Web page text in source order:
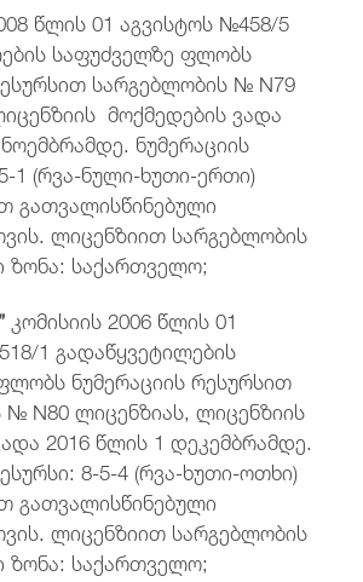
წლის 01 აგვისტოს №458/5
საფუძველზე ფლობს
სარგებლობის № N79
მოქმედების ვადა
ნუმერაციის
1 (რვა-ნული-ხუთი-ერთი)
გათვალისწინებული
ლიცენზიით სარგებლობის
ზონა: საქართველო;
კომისიის 2006 წლის 01
1 გადაწყვეტილების
ნუმერაციის რესურსით
N80 ლიცენზიას, ლიცენზიის
2016 წლის 1 დეკემბრამდე.
8-5-4 (რვა-ხუთი-ოთხი)
გათვალისწინებული
ლიცენზიით სარგებლობის
ზონა: საქართველო;